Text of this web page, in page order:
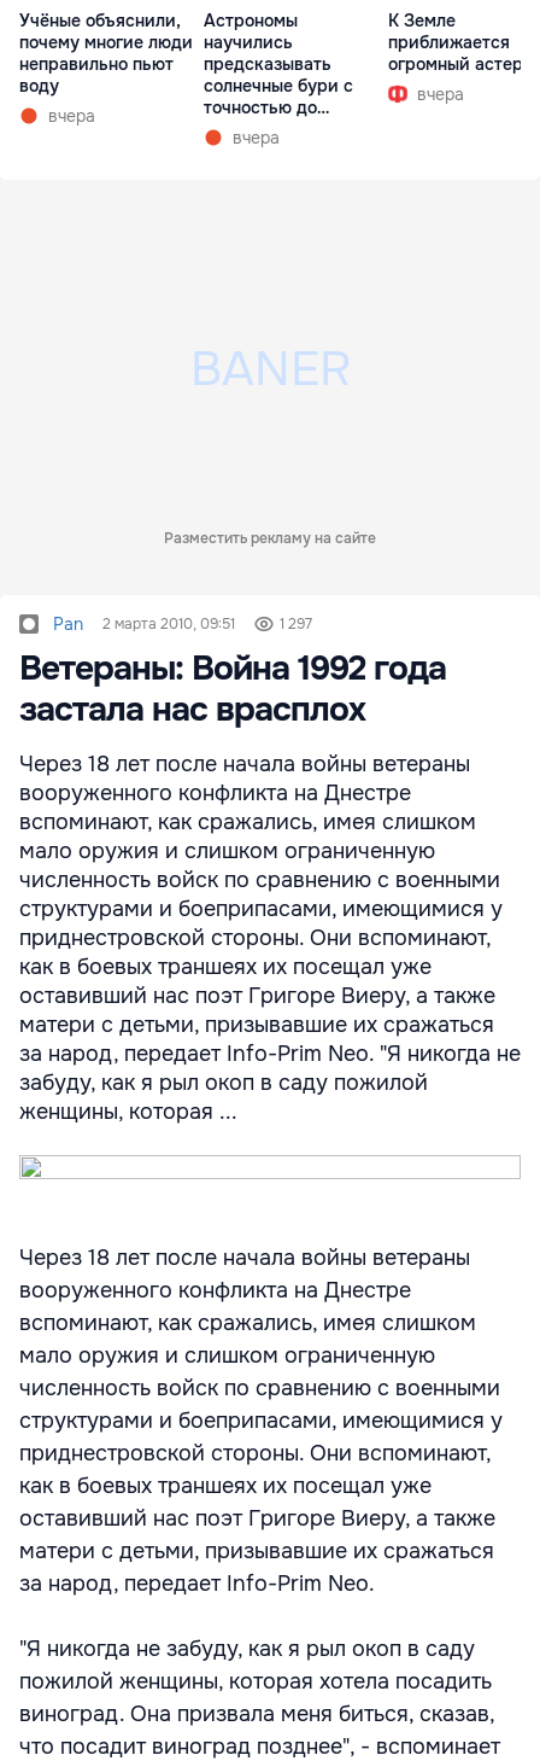
Учёные объяснили,
почему многие люди
неправильно пьют
воду
вчера
Астрономы
научились
предсказывать
солнечные бури с
точностью до
получаса
вчера
К Земле
приближается
огромный
вчера
Разместить рекламу на сайте
Pan 2 марта 2010, 09:51 1 297
Ветераны: Война 1992 года
застала нас врасплох
Через 18 лет после начала войны ветераны
вооруженного конфликта на Днестре
вспоминают, как сражались, имея слишком
мало оружия и слишком ограниченную
численность войск по сравнению с военными
структурами и боеприпасами, имеющимися у
приднестровской стороны. Они вспоминают,
как в боевых траншеях их посещал уже
оставивший нас поэт Григоре Виеру, а также
матери с детьми, призывавшие их сражаться
за народ, передает Info-Prim Neo. "Я никогда не
забуду, как я рыл окоп в саду пожилой
женщины, которая ...
Через 18 лет после начала войны ветераны
вооруженного конфликта на Днестре
вспоминают, как сражались, имея слишком
мало оружия и слишком ограниченную
численность войск по сравнению с военными
структурами и боеприпасами, имеющимися у
приднестровской стороны. Они вспоминают,
как в боевых траншеях их посещал уже
оставивший нас поэт Григоре Виеру, а также
матери с детьми, призывавшие их сражаться
за народ, передает Info-Prim Neo.
"Я никогда не забуду, как я рыл окоп в саду
пожилой женщины, которая хотела посадить
виноград. Она призвала меня биться, сказав,
что посадит виноград позднее", - вспоминает